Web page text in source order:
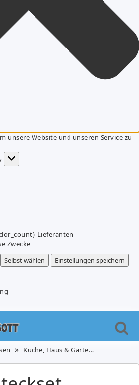
unsere Website und unseren Service zu
Lieferanten
Zwecke
Selbst wählen
Einstellungen speichern
Küche, Haus & Garten